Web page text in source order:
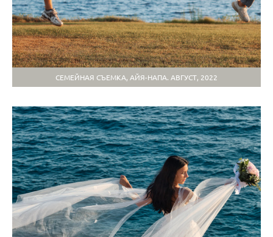
СЕМЕЙНАЯ СЪЕМКА, АЙЯ-НАПА. АВГУСТ, 2022